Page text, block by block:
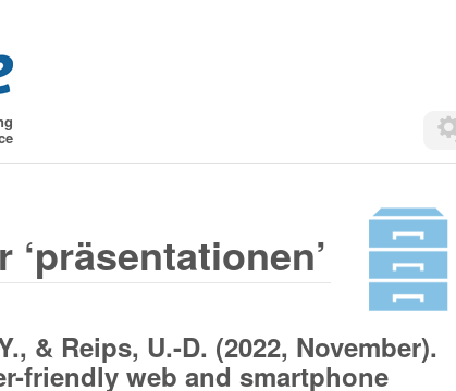
& Reips, U.-D. (2022, November).
friendly web and smartphone